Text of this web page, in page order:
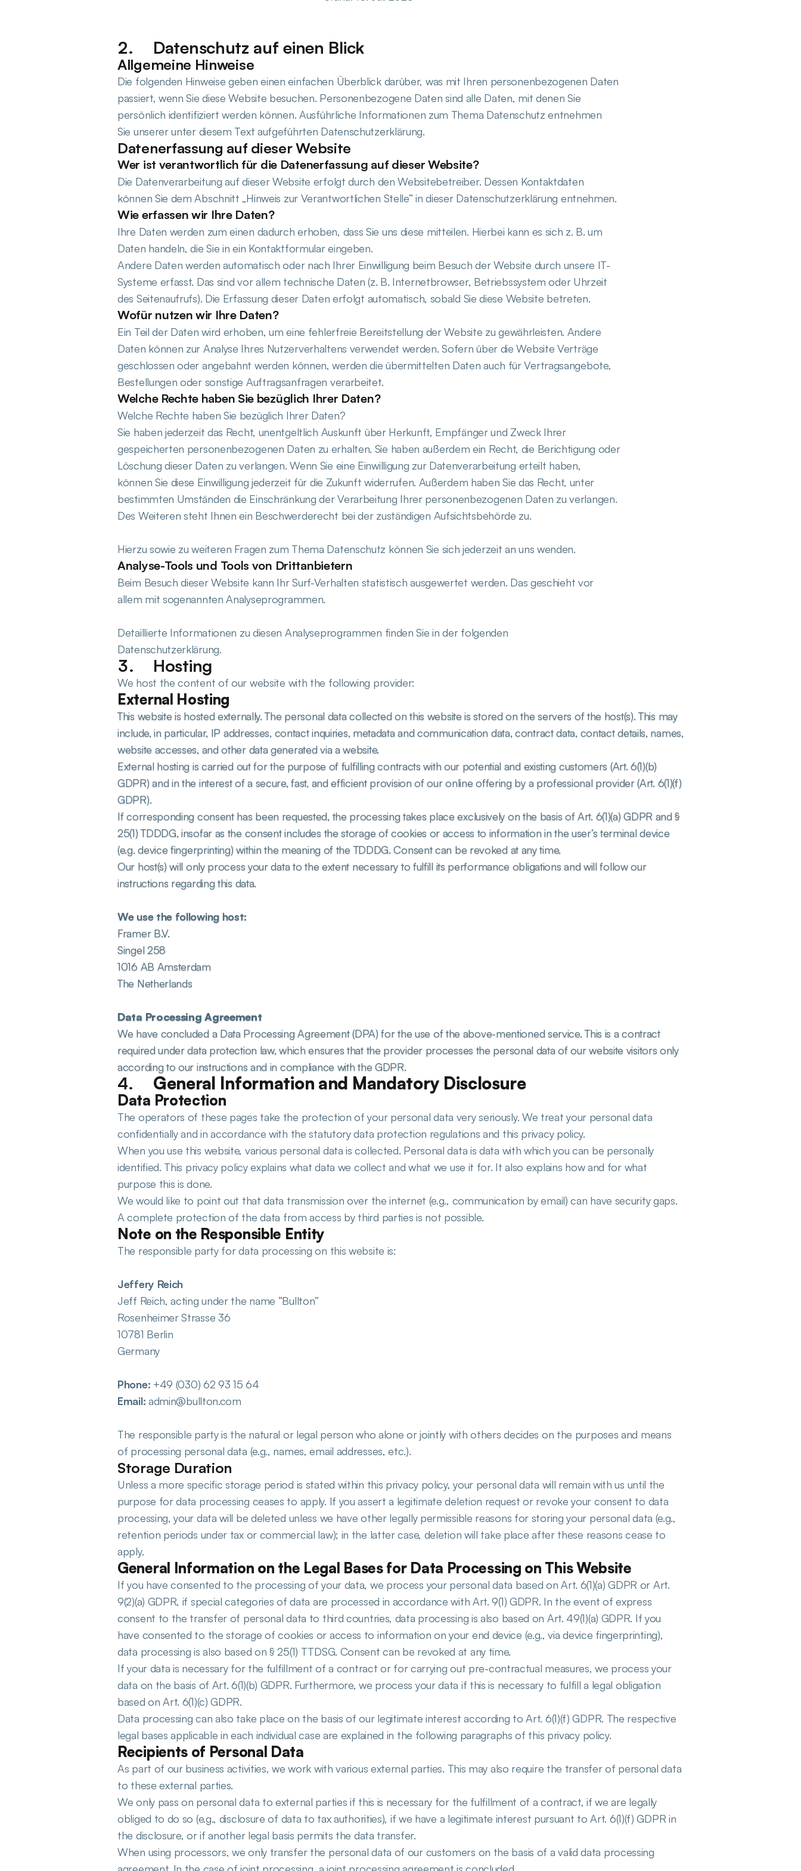
Datenschutz auf einen Blick
Allgemeine Hinweise
Die folgenden Hinweise geben einen einfachen Überblick darüber, was mit Ihren personenbezogenen Daten
passiert, wenn Sie diese Website besuchen. Personenbezogene Daten sind alle Daten, mit denen Sie
persönlich identifiziert werden können. Ausführliche Informationen zum Thema Datenschutz entnehmen
Sie unserer unter diesem Text aufgeführten Datenschutzerklärung.
Datenerfassung auf dieser Website
Wer ist verantwortlich für die Datenerfassung auf dieser Website?
Die Datenverarbeitung auf dieser Website erfolgt durch den Websitebetreiber. Dessen Kontaktdaten
können Sie dem Abschnitt „Hinweis zur Verantwortlichen Stelle“ in dieser Datenschutzerklärung entnehmen.
Wie erfassen wir Ihre Daten?
Ihre Daten werden zum einen dadurch erhoben, dass Sie uns diese mitteilen. Hierbei kann es sich z. B. um
Daten handeln, die Sie in ein Kontaktformular eingeben.
Andere Daten werden automatisch oder nach Ihrer Einwilligung beim Besuch der Website durch unsere IT-
Systeme erfasst. Das sind vor allem technische Daten (z. B. Internetbrowser, Betriebssystem oder Uhrzeit
des Seitenaufrufs). Die Erfassung dieser Daten erfolgt automatisch, sobald Sie diese Website betreten.
Wofür nutzen wir Ihre Daten?
Ein Teil der Daten wird erhoben, um eine fehlerfreie Bereitstellung der Website zu gewährleisten. Andere
Daten können zur Analyse Ihres Nutzerverhaltens verwendet werden. Sofern über die Website Verträge
geschlossen oder angebahnt werden können, werden die übermittelten Daten auch für Vertragsangebote,
Bestellungen oder sonstige Auftragsanfragen verarbeitet.
Welche Rechte haben Sie bezüglich Ihrer Daten?
Welche Rechte haben Sie bezüglich Ihrer Daten?
Sie haben jederzeit das Recht, unentgeltlich Auskunft über Herkunft, Empfänger und Zweck Ihrer
gespeicherten personenbezogenen Daten zu erhalten. Sie haben außerdem ein Recht, die Berichtigung oder
Löschung dieser Daten zu verlangen. Wenn Sie eine Einwilligung zur Datenverarbeitung erteilt haben,
können Sie diese Einwilligung jederzeit für die Zukunft widerrufen. Außerdem haben Sie das Recht, unter
bestimmten Umständen die Einschränkung der Verarbeitung Ihrer personenbezogenen Daten zu verlangen.
Des Weiteren steht Ihnen ein Beschwerderecht bei der zuständigen Aufsichtsbehörde zu.
Hierzu sowie zu weiteren Fragen zum Thema Datenschutz können Sie sich jederzeit an uns wenden.
Analyse-Tools und Tools von Drittanbietern
Beim Besuch dieser Website kann Ihr Surf-Verhalten statistisch ausgewertet werden. Das geschieht vor
allem mit sogenannten Analyseprogrammen.
Detaillierte Informationen zu diesen Analyseprogrammen finden Sie in der folgenden
Datenschutzerklärung.
Hosting
We host the content of our website with the following provider:
External Hosting
This website is hosted externally. The personal data collected on this website is stored on the servers of the host(s). This may
include, in particular, IP addresses, contact inquiries, metadata and communication data, contract data, contact details, names,
website accesses, and other data generated via a website.
External hosting is carried out for the purpose of fulfilling contracts with our potential and existing customers (Art. 6(1)(b)
GDPR) and in the interest of a secure, fast, and efficient provision of our online offering by a professional provider (Art. 6(1)(f)
GDPR).
If corresponding consent has been requested, the processing takes place exclusively on the basis of Art. 6(1)(a) GDPR and §
25(1) TDDDG, insofar as the consent includes the storage of cookies or access to information in the user’s terminal device
(e.g. device fingerprinting) within the meaning of the TDDDG. Consent can be revoked at any time.
Our host(s) will only process your data to the extent necessary to fulfill its performance obligations and will follow our
instructions regarding this data.
We use the following host:
Framer B.V.
Singel 258
1016 AB Amsterdam
The Netherlands
Data Processing Agreement
We have concluded a Data Processing Agreement (DPA) for the use of the above-mentioned service. This is a contract
required under data protection law, which ensures that the provider processes the personal data of our website visitors only
according to our instructions and in compliance with the GDPR.
General Information and Mandatory Disclosure
Data Protection
The operators of these pages take the protection of your personal data very seriously. We treat your personal data
confidentially and in accordance with the statutory data protection regulations and this privacy policy.
When you use this website, various personal data is collected. Personal data is data with which you can be personally
identified. This privacy policy explains what data we collect and what we use it for. It also explains how and for what
purpose this is done.
We would like to point out that data transmission over the internet (e.g., communication by email) can have security gaps.
A complete protection of the data from access by third parties is not possible.
Note on the Responsible Entity
The responsible party for data processing on this website is:
Jeffery Reich
Jeff Reich, acting under the name “Bullton”
Rosenheimer Strasse 36
10781 Berlin
Germany
Phone: +49 (030) 62 93 15 64
Email: admin@bullton.com
The responsible party is the natural or legal person who alone or jointly with others decides on the purposes and means
of processing personal data (e.g., names, email addresses, etc.).
Storage Duration
Unless a more specific storage period is stated within this privacy policy, your personal data will remain with us until the
purpose for data processing ceases to apply. If you assert a legitimate deletion request or revoke your consent to data
processing, your data will be deleted unless we have other legally permissible reasons for storing your personal data (e.g.,
retention periods under tax or commercial law); in the latter case, deletion will take place after these reasons cease to
apply.
General Information on the Legal Bases for Data Processing on This Website
If you have consented to the processing of your data, we process your personal data based on Art. 6(1)(a) GDPR or Art.
9(2)(a) GDPR, if special categories of data are processed in accordance with Art. 9(1) GDPR. In the event of express
consent to the transfer of personal data to third countries, data processing is also based on Art. 49(1)(a) GDPR. If you
have consented to the storage of cookies or access to information on your end device (e.g., via device fingerprinting),
data processing is also based on § 25(1) TTDSG. Consent can be revoked at any time.
If your data is necessary for the fulfillment of a contract or for carrying out pre-contractual measures, we process your
data on the basis of Art. 6(1)(b) GDPR. Furthermore, we process your data if this is necessary to fulfill a legal obligation
based on Art. 6(1)(c) GDPR.
Data processing can also take place on the basis of our legitimate interest according to Art. 6(1)(f) GDPR. The respective
legal bases applicable in each individual case are explained in the following paragraphs of this privacy policy.
Recipients of Personal Data
As part of our business activities, we work with various external parties. This may also require the transfer of personal data
to these external parties.
We only pass on personal data to external parties if this is necessary for the fulfillment of a contract, if we are legally
obliged to do so (e.g., disclosure of data to tax authorities), if we have a legitimate interest pursuant to Art. 6(1)(f) GDPR in
the disclosure, or if another legal basis permits the data transfer.
When using processors, we only transfer the personal data of our customers on the basis of a valid data processing